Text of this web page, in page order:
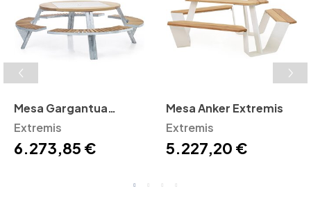
Mesa Gargantua
Extremis
Extremis
6.273,85 €
Mesa Anker Extremis
Extremis
5.227,20 €